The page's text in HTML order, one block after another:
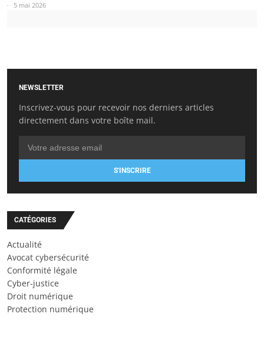
5 mai 2026
NEWSLETTER
Inscrivez-vous pour recevoir nos derniers articles
directement dans votre boîte mail.
S'INSCRIRE
CATÉGORIES
Actualité
Avocat cybersécurité
Conformité légale
Cyber-justice
Droit numérique
Protection numérique